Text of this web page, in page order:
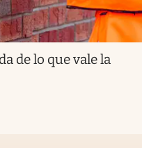
de lo que vale la